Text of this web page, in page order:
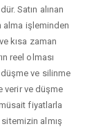
Satın alınan
alma işleminden
kısa zaman
reel olması
ve silinme
verir ve düşme
fiyatlarla
almış